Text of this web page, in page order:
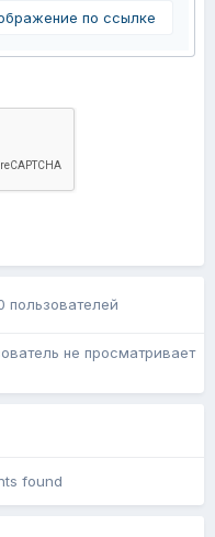
по ссылке
пользователей
не просматривает
found